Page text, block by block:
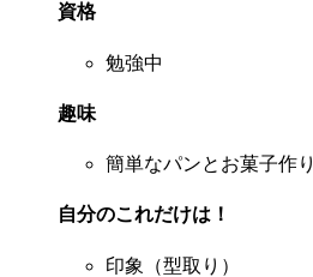
資格
勉強中
趣味
簡単なパンとお菓子作り
自分のこれだけは！
印象（型取り）